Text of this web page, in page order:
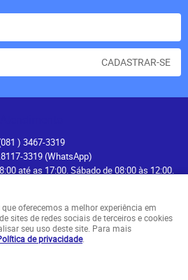
CADASTRAR-SE
) 3467-3319
3319(WhatsApp)
até as 17:00. Sábado de 08:00 às 12:00.
Endereço
Bandeira, 476-Pina, Recife -PE
CEP: 51110-131
oferecemos a melhor experiência em
sites de redes sociais de terceiros e cookies
seu uso deste site. Para mais
de privacidade.